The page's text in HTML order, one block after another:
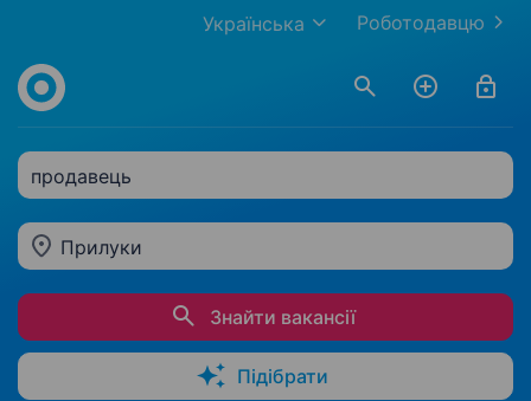
Роботодавцю
Українська
продавець
Прилуки
Знайти вакансії
Підібрати